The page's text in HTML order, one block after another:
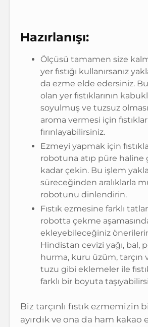
Hazırlanışı:
Ölçüsü tamamen size
yer fıstığı kullanırsanız
da ezme elde edersiniz.
olan yer fıstıklarının
soyulmuş ve tuzsuz
aroma vermesi için
fırınlayabilirsiniz.
Ezmeyi yapmak için
robotuna atıp püre haline
kadar çekin. Bu işlem
süreceğinden aralıklarla
robotunu dinlendirin.
Fıstık ezmesine farklı
robotta çekme
ekleyebileceğiniz
Hindistan cevizi yağı, bal,
hurma, kuru üzüm, tarçın
tuzu gibi eklemeler ile
farklı bir boyuta
Biz tarçınlı fıstık ezmemizin
ayırdık ve ona da ham kakao